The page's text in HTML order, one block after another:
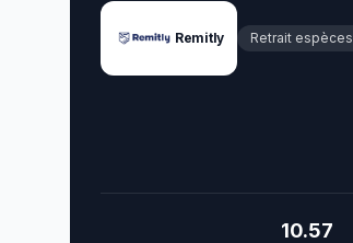
Remitly Retrait espèces
10.57